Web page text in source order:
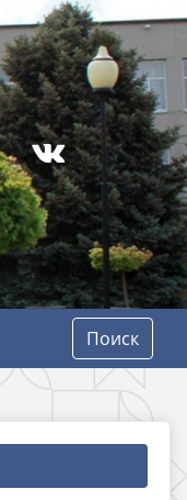
Поиск